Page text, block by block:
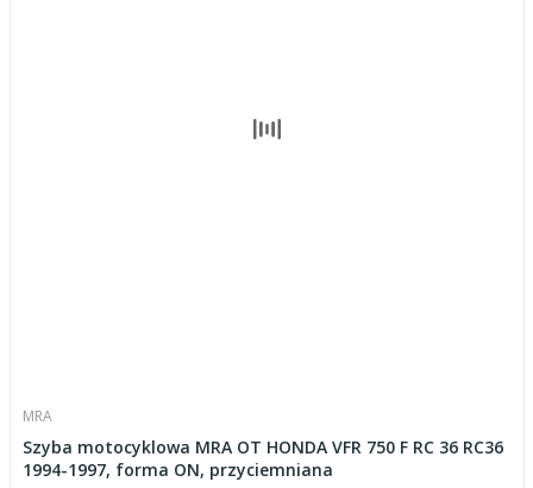
MRA
Szyba motocyklowa MRA OT HONDA VFR 750 F RC 36 RC36
1994-1997, forma ON, przyciemniana